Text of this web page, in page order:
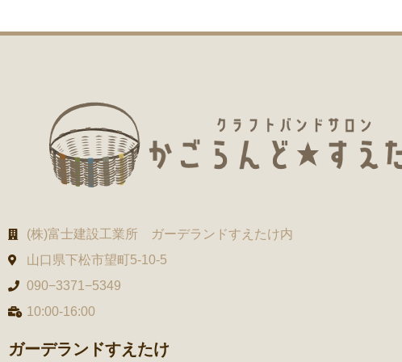
(株)富士建設工業所 ガーデランドすえたけ内
山口県下松市望町5-10-5
090−3371−5349
10:00-16:00
ガーデランドすえたけ